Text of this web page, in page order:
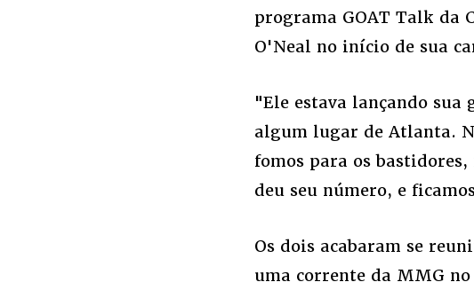
programa GOAT Talk da
O'Neal no início de sua
"Ele estava lançando sua
algum lugar de Atlanta.
fomos para os
deu seu número, e
Os dois acabaram se
uma corrente da MMG